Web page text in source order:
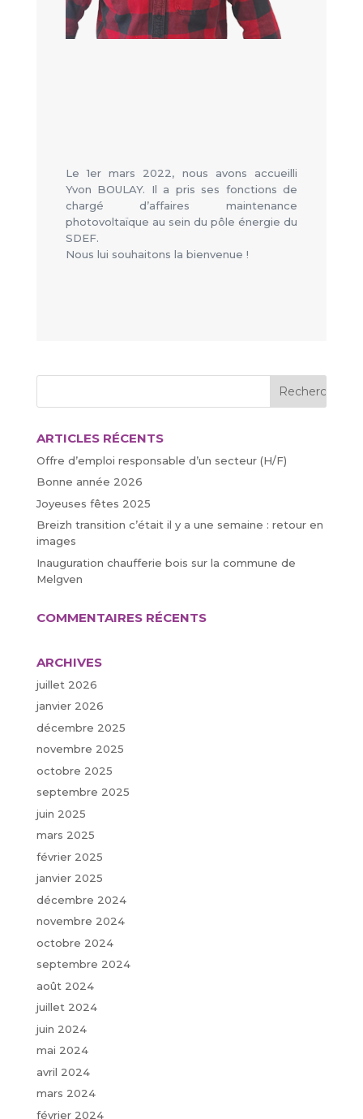
Le 1er mars 2022, nous avons accueilli
Yvon BOULAY. Il a pris ses fonctions de
chargé d’affaires maintenance
photovoltaïque au sein du pôle énergie du
SDEF.
Nous lui souhaitons la bienvenue !
ARTICLES RÉCENTS
Offre d’emploi responsable d’un secteur (H/F)
Bonne année 2026
Joyeuses fêtes 2025
Breizh transition c’était il y a une semaine : retour en
images
Inauguration chaufferie bois sur la commune de
Melgven
COMMENTAIRES RÉCENTS
ARCHIVES
juillet 2026
janvier 2026
décembre 2025
novembre 2025
octobre 2025
septembre 2025
juin 2025
mars 2025
février 2025
janvier 2025
décembre 2024
novembre 2024
octobre 2024
septembre 2024
août 2024
juillet 2024
juin 2024
mai 2024
avril 2024
mars 2024
février 2024